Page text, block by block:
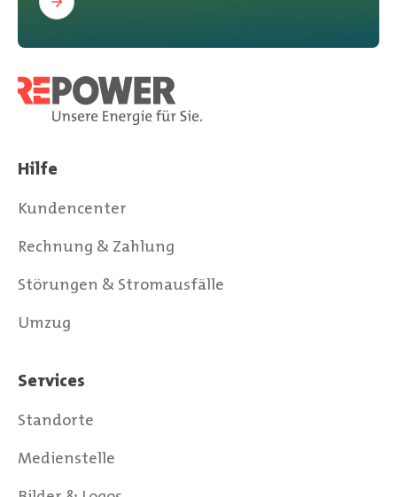
Hilfe
Kundencenter
Rechnung & Zahlung
Störungen & Stromausfälle
Umzug
Services
Standorte
Medienstelle